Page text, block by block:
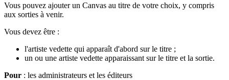
Vous pouvez ajouter un Canvas au titre de votre choix, y compris
aux sorties à venir.
Vous devez être :
l'artiste vedette qui apparaît d'abord sur le titre ;
un ou une artiste vedette apparaissant sur le titre et la sortie.
Pour : les administrateurs et les éditeurs